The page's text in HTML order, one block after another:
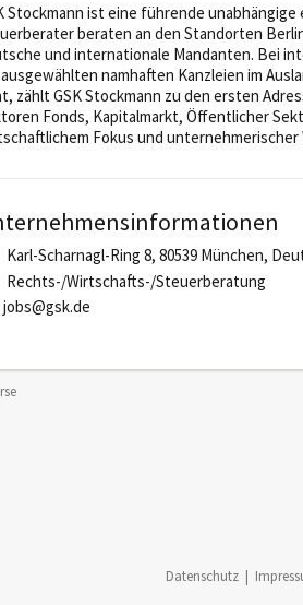
Stockmann ist eine führende
beraten an den Standorten
und internationale Mandanten. Bei
namhaften Kanzleien im
zählt GSK Stockmann zu den ersten
Fonds, Kapitalmarkt, Öffentlicher
Fokus und
Karl-Scharnagl-Ring 8, 80539 München,
Rechts-/Wirtschafts-/Steuerberatung
jobs@gsk.de
Datenschutz